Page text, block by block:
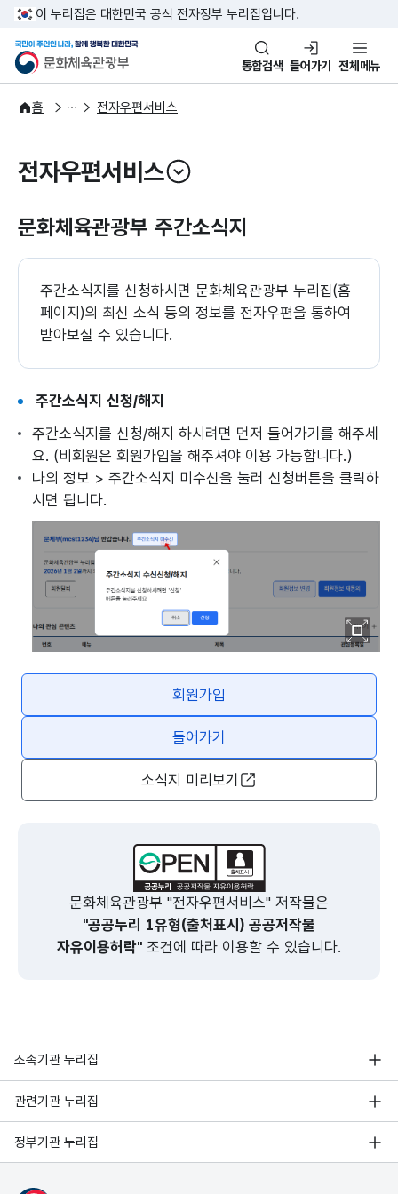
본문 바로가기
주메뉴 바로가기
이 누리집은 대한민국 공식 전자정부 누리집입니다.
문화체육관광부
국민이 주인인 나라, 함께 행복
통합검색 들어가기 전체메뉴
홈
이용안내
서비스 안내 전자우편서비스
전자우편서비스
열기
문화체육관광부 주간소식지
주간소식지를 신청하시면 문화체육관광부 누리집(홈
페이지)의 최신 소식 등의 정보를 전자우편을 통하여
받아보실 수 있습니다.
주간소식지 신청/해지
주간소식지를 신청/해지 하시려면 먼저 들어가기를 해주세
요. (비회원은 회원가입을 해주셔야 이용 가능합니다.)
나의 정보 > 주간소식지 미수신을 눌러 신청버튼을 클릭하
시면 됩니다.
이미
지
보기
회원가입
들어가기
소식지 미리보기
문화체육관광부 "전자우편서비스" 저작물은
"공공누리 1유형(출처표시) 공공저작물
자유이용허락"조건에 따라 이용할 수 있습니다.
소속기관 누리집
관련기관 누리집
정부기관 누리집